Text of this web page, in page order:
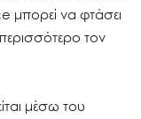
μπορεί να φτάσει
τον
μέσω του